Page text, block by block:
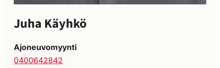
Juha Käyhkö
Ajoneuvomyynti
0400642842